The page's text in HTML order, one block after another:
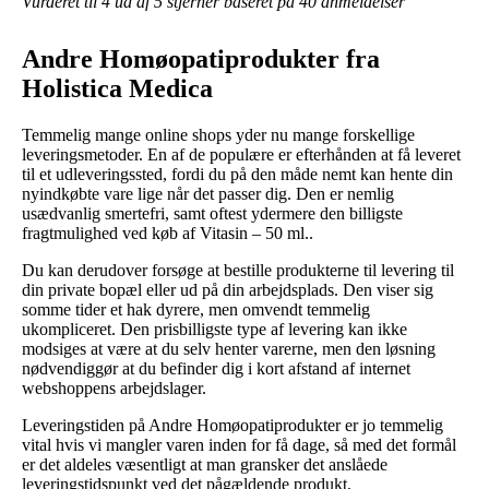
Andre Homøopatiprodukter fra
Holistica Medica
Temmelig mange online shops yder nu mange forskellige
leveringsmetoder. En af de populære er efterhånden at få leveret
til et udleveringssted, fordi du på den måde nemt kan hente din
nyindkøbte vare lige når det passer dig. Den er nemlig
usædvanlig smertefri, samt oftest ydermere den billigste
fragtmulighed ved køb af Vitasin – 50 ml..
Du kan derudover forsøge at bestille produkterne til levering til
din private bopæl eller ud på din arbejdsplads. Den viser sig
somme tider et hak dyrere, men omvendt temmelig
ukompliceret. Den prisbilligste type af levering kan ikke
modsiges at være at du selv henter varerne, men den løsning
nødvendiggør at du befinder dig i kort afstand af internet
webshoppens arbejdslager.
Leveringstiden på Andre Homøopatiprodukter er jo temmelig
vital hvis vi mangler varen inden for få dage, så med det formål
er det aldeles væsentligt at man gransker det anslåede
leveringstidspunkt ved det pågældende produkt.